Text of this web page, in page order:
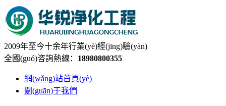
2009年至今十余年行業(yè)經(jīng)驗(yàn)
全國(guó)咨詢熱線： 18980800355
網(wǎng)站首頁(yè)
關(guān)于我們